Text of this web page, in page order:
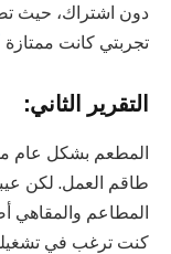
تجربتي كانت ممتازة
التقرير الثاني:
المطعم بشكل عام
طاقم العمل. لكن
المطاعم والمقاهي
كنت ترغب في